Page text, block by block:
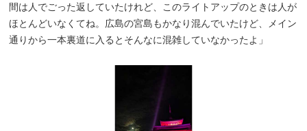
間は人でごった返していたけれど、このライトアップのときは人が
ほとんどいなくてね。広島の宮島もかなり混んでいたけど、メイン
通りから一本裏道に入るとそんなに混雑していなかったよ」